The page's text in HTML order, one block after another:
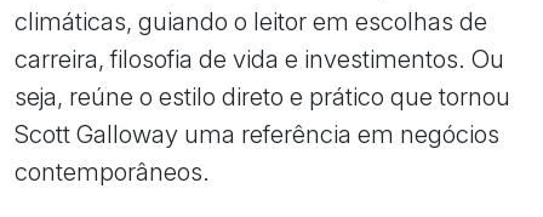
climáticas, guiando o leitor em escolhas de
carreira, filosofia de vida e investimentos. Ou
seja, reúne o estilo direto e prático que tornou
Scott Galloway uma referência em negócios
contemporâneos.